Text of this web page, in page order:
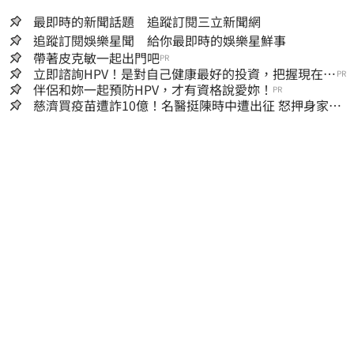
最即時的新聞話題 追蹤訂閱三立新聞網
追蹤訂閱娛樂星聞 給你最即時的娛樂星鮮事
帶著皮克敏一起出門吧PR
立即諮詢HPV！是對自己健康最好的投資，把握現在不
嫌晚！
PR
伴侶和妳一起預防HPV，才有資格說愛妳！ PR
慈濟買疫苗遭詐10億！名醫挺陳時中遭出征 怒押身家嗆